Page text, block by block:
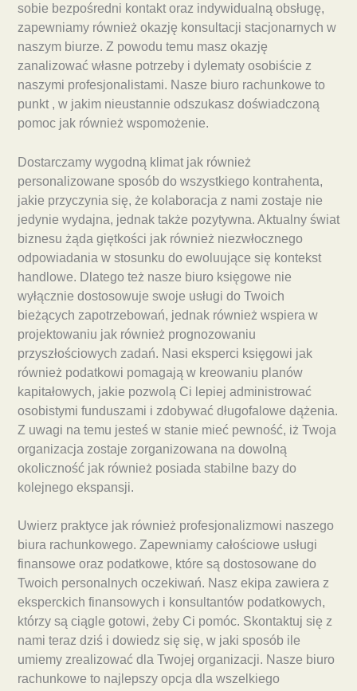
sobie bezpośredni kontakt oraz indywidualną obsługę,
zapewniamy również okazję konsultacji stacjonarnych w
naszym biurze. Z powodu temu masz okazję
zanalizować własne potrzeby i dylematy osobiście z
naszymi profesjonalistami. Nasze biuro rachunkowe to
punkt , w jakim nieustannie odszukasz doświadczoną
pomoc jak również wspomożenie.
Dostarczamy wygodną klimat jak również
personalizowane sposób do wszystkiego kontrahenta,
jakie przyczynia się, że kolaboracja z nami zostaje nie
jedynie wydajna, jednak także pozytywna. Aktualny świat
biznesu żąda giętkości jak również niezwłocznego
odpowiadania w stosunku do ewoluujące się kontekst
handlowe. Dlatego też nasze biuro księgowe nie
wyłącznie dostosowuje swoje usługi do Twoich
bieżących zapotrzebowań, jednak również wspiera w
projektowaniu jak również prognozowaniu
przyszłościowych zadań. Nasi eksperci księgowi jak
również podatkowi pomagają w kreowaniu planów
kapitałowych, jakie pozwolą Ci lepiej administrować
osobistymi funduszami i zdobywać długofalowe dążenia.
Z uwagi na temu jesteś w stanie mieć pewność, iż Twoja
organizacja zostaje zorganizowana na dowolną
okoliczność jak również posiada stabilne bazy do
kolejnego ekspansji.
Uwierz praktyce jak również profesjonalizmowi naszego
biura rachunkowego. Zapewniamy całościowe usługi
finansowe oraz podatkowe, które są dostosowane do
Twoich personalnych oczekiwań. Nasz ekipa zawiera z
eksperckich finansowych i konsultantów podatkowych,
którzy są ciągle gotowi, żeby Ci pomóc. Skontaktuj się z
nami teraz dziś i dowiedz się się, w jaki sposób ile
umiemy zrealizować dla Twojej organizacji. Nasze biuro
rachunkowe to najlepszy opcja dla wszelkiego